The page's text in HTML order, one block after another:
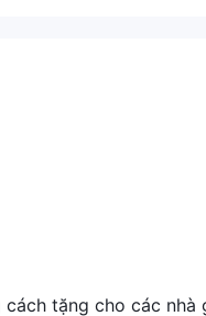
tặng cho các nhà